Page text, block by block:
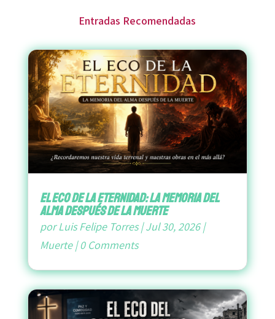
Entradas Recomendadas
El Eco de la Eternidad: La Memoria del
Alma después de la Muerte
porLuis Felipe Torres|Jul 30, 2026|
Muerte|0 Comments